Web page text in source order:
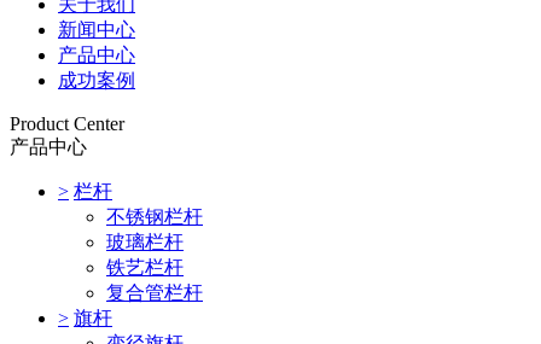
关于我们
新闻中心
产品中心
成功案例
Product Center
产品中心
> 栏杆
不锈钢栏杆
玻璃栏杆
铁艺栏杆
复合管栏杆
> 旗杆